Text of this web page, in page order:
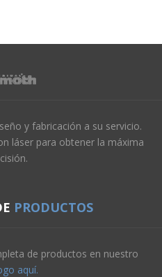
y fabricación a su servicio.
láser para obtener la máxima
PRODUCTOS
de productos en nuestro
aquí.